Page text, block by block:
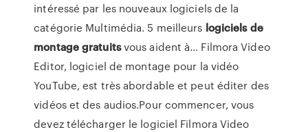
intéressé par les nouveaux logiciels de la
catégorie Multimédia. 5 meilleurs logiciels de
montagegratuitsvous aident à… Filmora Video
Editor, logiciel de montage pour la vidéo
YouTube, est très abordable et peut éditer des
vidéos et des audios.Pour commencer, vous
devez télécharger le logiciel Filmora Video